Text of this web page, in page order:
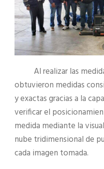
Al realizar las
obtuvieron medidas
y exactas gracias a la
verificar el
medida mediante la
nube tridimensional de
cada imagen tomada.